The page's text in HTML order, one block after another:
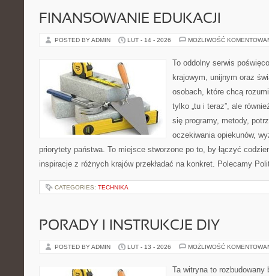
FINANSOWANIE EDUKACJI
POSTED BY ADMIN LUT - 14 - 2026 MOŻLIWOŚĆ
To oddolny serwis
krajowym, unijnym oraz
osobach, które chcą
tylko „tu i teraz”, ale
się programy, metody,
oczekiwania opiekunów,
priorytety państwa. To miejsce stworzone po to, by łączyć
inspiracje z różnych krajów przekładać na konkret. Polecamy
CATEGORIES: TECHNIKA
PORADY I INSTRUKCJE DIY
POSTED BY ADMIN LUT - 13 - 2026 MOŻLIWOŚĆ
Ta witryna to rozbudowany